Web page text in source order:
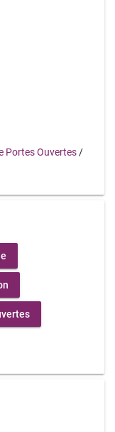
Portes Ouvertes /